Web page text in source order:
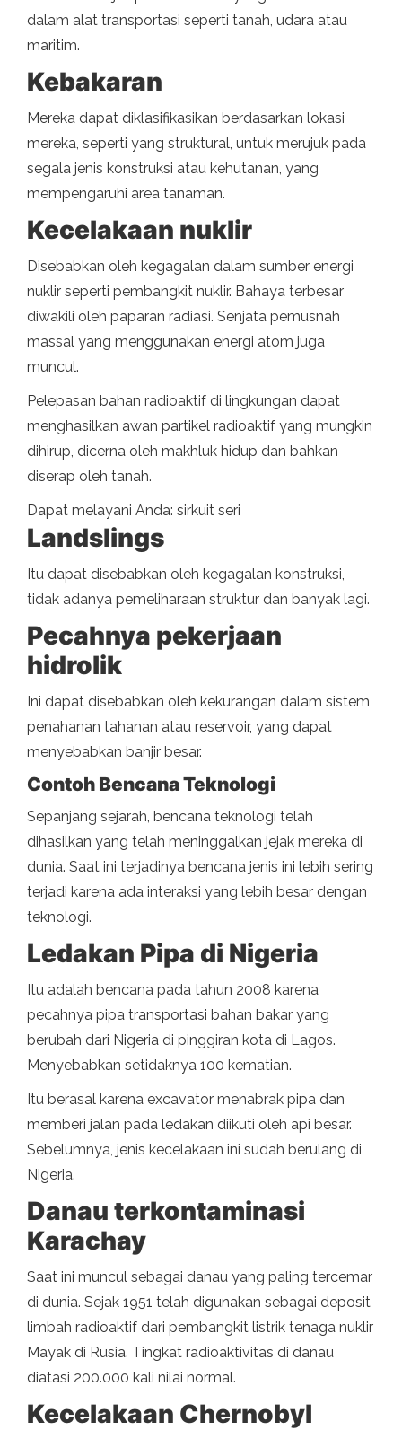
dalam alat transportasi seperti tanah, udara atau
maritim.
Kebakaran
Mereka dapat diklasifikasikan berdasarkan lokasi
mereka, seperti yang struktural, untuk merujuk pada
segala jenis konstruksi atau kehutanan, yang
mempengaruhi area tanaman.
Kecelakaan nuklir
Disebabkan oleh kegagalan dalam sumber energi
nuklir seperti pembangkit nuklir. Bahaya terbesar
diwakili oleh paparan radiasi. Senjata pemusnah
massal yang menggunakan energi atom juga
muncul.
Pelepasan bahan radioaktif di lingkungan dapat
menghasilkan awan partikel radioaktif yang mungkin
dihirup, dicerna oleh makhluk hidup dan bahkan
diserap oleh tanah.
Dapat melayani Anda: sirkuit seri
Landslings
Itu dapat disebabkan oleh kegagalan konstruksi,
tidak adanya pemeliharaan struktur dan banyak lagi.
Pecahnya pekerjaan
hidrolik
Ini dapat disebabkan oleh kekurangan dalam sistem
penahanan tahanan atau reservoir, yang dapat
menyebabkan banjir besar.
Contoh Bencana Teknologi
Sepanjang sejarah, bencana teknologi telah
dihasilkan yang telah meninggalkan jejak mereka di
dunia. Saat ini terjadinya bencana jenis ini lebih sering
terjadi karena ada interaksi yang lebih besar dengan
teknologi.
Ledakan Pipa di Nigeria
Itu adalah bencana pada tahun 2008 karena
pecahnya pipa transportasi bahan bakar yang
berubah dari Nigeria di pinggiran kota di Lagos.
Menyebabkan setidaknya 100 kematian.
Itu berasal karena excavator menabrak pipa dan
memberi jalan pada ledakan diikuti oleh api besar.
Sebelumnya, jenis kecelakaan ini sudah berulang di
Nigeria.
Danau terkontaminasi
Karachay
Saat ini muncul sebagai danau yang paling tercemar
di dunia. Sejak 1951 telah digunakan sebagai deposit
limbah radioaktif dari pembangkit listrik tenaga nuklir
Mayak di Rusia. Tingkat radioaktivitas di danau
diatasi 200.000 kali nilai normal.
Kecelakaan Chernobyl